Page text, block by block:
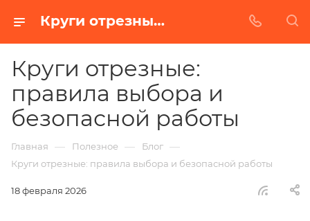
Круги отрезные: правила выбора и безопасной работы. Видео | БАЗ
Круги отрезные:
правила выбора и
безопасной работы
Главная — Полезное — Блог —
Круги отрезные: правила выбора и безопасной работы
18 февраля 2026